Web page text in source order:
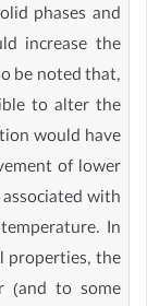
phases and
increase the
be noted that,
to alter the
would have
of lower
with
In
properties, the
(and to some